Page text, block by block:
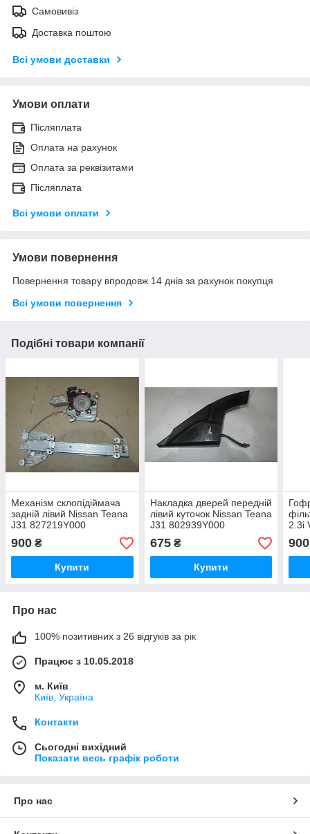
Самовивіз
Доставка поштою
Всі умови доставки
Умови оплати
Післяплата
Оплата на рахунок
Оплата за реквізитами
Післяплата
Всі умови оплати
Умови повернення
Повернення товару впродовж 14 днів за рахунок покупця
Всі умови повернення
Подібні товари компанії
Механізм склопідіймача
задній лівий Nissan Teana
J31 827219Y000
900 ₴
Купити
Накладка дверей передній
лівий куточок Nissan Teana
J31 802939Y000
675₴
Купити
2.3i
900
Про нас
100% позитивних з 26 відгуків за рік
Працює з 10.05.2018
м. Київ
Київ, Україна
Контакти
Сьогодні вихідний
Показати весь графік роботи
Про нас